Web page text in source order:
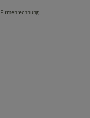
Firmenrechnung